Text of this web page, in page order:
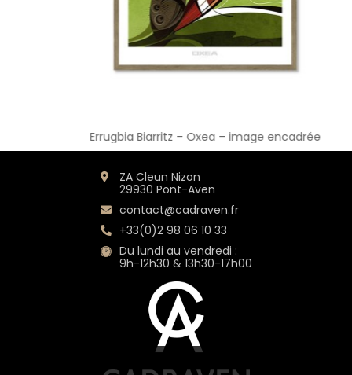
Errugbia Biarritz – Oxea – image encadrée
ZA Cleun Nizon
29930 Pont-Aven
contact@cadraven.fr
+33(0)2 98 06 10 33
Du lundi au vendredi :
9h-12h30 & 13h30-17h00